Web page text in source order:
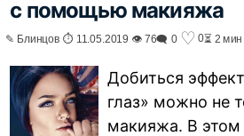
с помощью макияжа
✎ Блинцов ⏱ 11.05.2019 👁 76🗨 0 ♡ 0⏳ 2 мин
Добиться
глаз» можно не
макияжа. В этом